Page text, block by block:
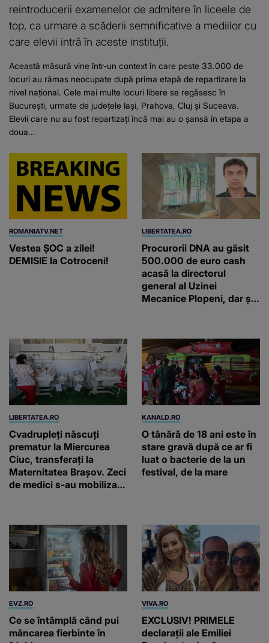
reintroducerii examenelor de admitere în liceele de
top, ca urmare a scăderii semnificative a mediilor cu
care elevii intră în aceste instituții.
Această măsură vine într-un context în care peste 33.000 de
locuri au rămas neocupate după prima etapă de repartizare la
nivel național. Cele mai multe locuri libere se regăsesc în
București, urmate de județele Iași, Prahova, Cluj și Suceava.
Elevii care nu au fost repartizați încă mai au o șansă în etapa a
doua...
ROMANIATV.NET
Vestea ȘOC a zilei!
DEMISIE la Cotroceni!
LIBERTATEA.RO
Procurorii DNA au găsit
500.000 de euro cash
acasă la directorul
general al Uzinei
Mecanice Plopeni, dar și
LIBERTATEA.RO
Cvadrupleți născuți
prematur la Miercurea
Ciuc, transferați la
Maternitatea Brașov. Zeci
de medici s-au mobilizat
800 grame
KANALD.RO
O tânără de 18 ani este în
stare gravă după ce ar fi
luat o bacterie de la un
festival, de la mare
EVZ.RO
Ce se întâmplă când pui
mâncarea fierbinte în
VIVA.RO
EXCLUSIV! PRIMELE
declarații ale Emiliei